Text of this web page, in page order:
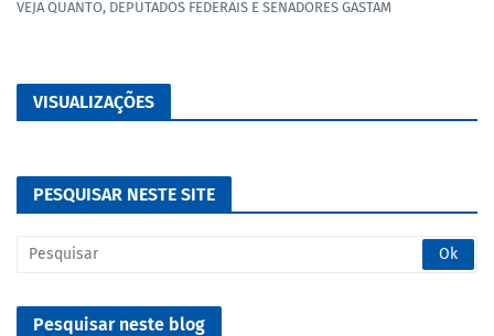
VEJA QUANTO, DEPUTADOS FEDERAIS E SENADORES GASTAM
VISUALIZAÇÕES
PESQUISAR NESTE SITE
Pesquisar neste blog